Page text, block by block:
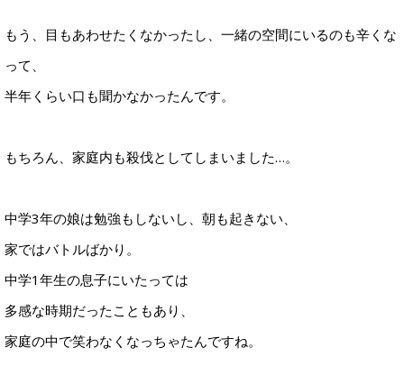
もう、目もあわせたくなかったし、一緒の空間にいるのも辛くな
って、
半年くらい口も聞かなかったんです。
もちろん、家庭内も殺伐としてしまいました…。
中学3年の娘は勉強もしないし、朝も起きない、
家ではバトルばかり。
中学1年生の息子にいたっては
多感な時期だったこともあり、
家庭の中で笑わなくなっちゃたんですね。